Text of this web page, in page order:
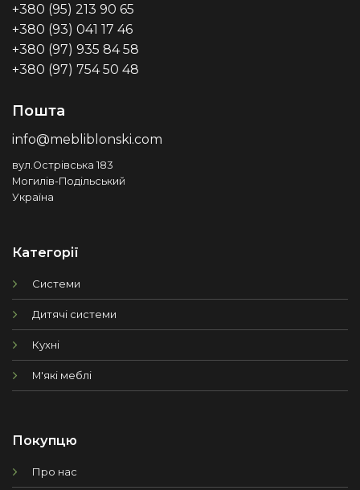
+380 (95) 213 90 65
+380 (93) 041 17 46
+380 (97) 935 84 58
+380 (97) 754 50 48
Пошта
info@mebliblonski.com
вул.Острівська 183
Могилів-Подільський
Україна
Категорії
Системи
Дитячі системи
Кухні
М'які меблі
Покупцю
Про нас